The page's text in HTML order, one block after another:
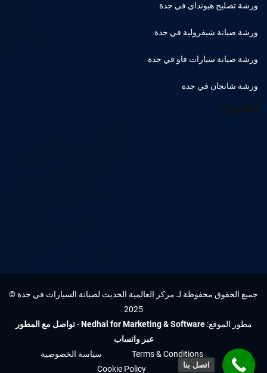
ورشة تصليح هيونداي في جدة
ورشة صيانة شيفرولية في جدة
ورشة صيانة سيارات فاو في جدة
ورشة شانجان في جدة
العنوان
جميع الحقوق محفوظة لـ مركز العالمية الحديث لصيانة السيارات في جدة ©
2025
مطور الموقع:Nedhal for Marketing & Software
-تواصل مع المطور
عبر واتساب
Terms & Conditions
سياسة الخصوصية
Cookie Policy
اتصل بنا